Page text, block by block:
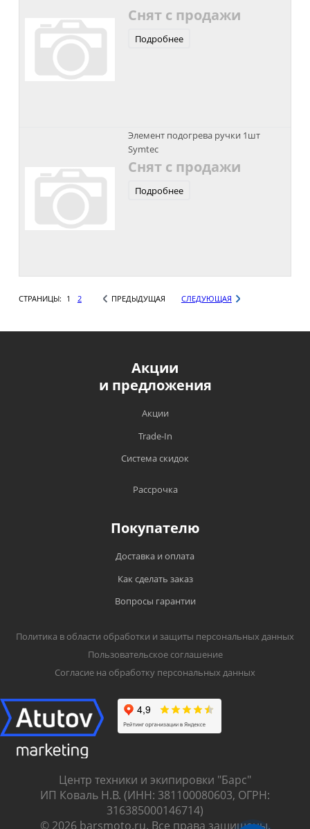
Снят с продажи
Подробнее
Элемент подогрева ручки 1шт
Symtec
Снят с продажи
Подробнее
СТРАНИЦЫ: 1 2 ПРЕДЫДУЩАЯ СЛЕДУЮЩАЯ
Акции
и предложения
Акции
Trade-In
Система скидок
Рассрочка
Покупателю
Доставка и оплата
Как сделать заказ
Вопросы гарантии
Политика в области обработки и защиты персональных данных
Пользовательское соглашение
Согласие на обработку персональных данных
Центр техники и экипировки "Барс"
ИП Коваль Н.В. (ИНН: 381100080603, ОГРН:
316385000146714)
© 2026 barsmoto.ru. Все права защищены.